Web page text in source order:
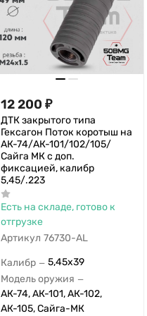
12 200 ₽
ДТК закрытого типа
Гексагон Поток коротыш на
АК-74/АК-101/102/105/
Сайга МК с доп.
фиксацией, калибр
5,45/.223
Есть на складе, готово к
отгрузке
Артикул 76730-AL
Калибр — 5,45х39
Модель оружия —
АК-74, АК-101, АК-102,
АК-105, Сайга-МК